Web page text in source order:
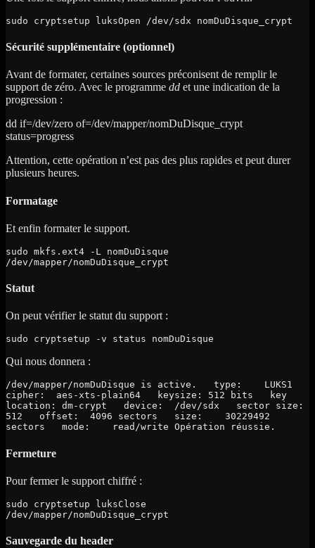
sudo cryptsetup luksOpen /dev/sdx nomDuDisque_crypt
Sécurité supplémentaire (optionnel)
Avant de formater, certaines sources préconisent de remplir le
support de zéro. Avec le programme dd et une indication de la
progression :
dd if=/dev/zero of=/dev/mapper/nomDuDisque_crypt
status=progress
Attention, cette opération n’est pas des plus rapides et peut durer
plusieurs heures.
Formatage
Et enfin formater le support.
sudo mkfs.ext4 -L nomDuDisque
/dev/mapper/nomDuDisque_crypt
Statut
On peut vérifier le statut du support :
sudo cryptsetup -v status nomDuDisque
Qui nous donnera :
/dev/mapper/nomDuDisque is active.   type:    LUKS1
cipher:  aes-xts-plain64   keysize: 512 bits   key
location: dm-crypt   device:  /dev/sdx   sector size:
512   offset:  4096 sectors   size:    30229492
sectors   mode:    read/write Opération réussie.
Fermeture
Pour fermer le support chiffré :
sudo cryptsetup luksClose
/dev/mapper/nomDuDisque_crypt
Sauvegarde du header